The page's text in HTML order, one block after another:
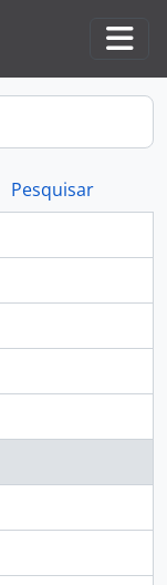
Pesquisar